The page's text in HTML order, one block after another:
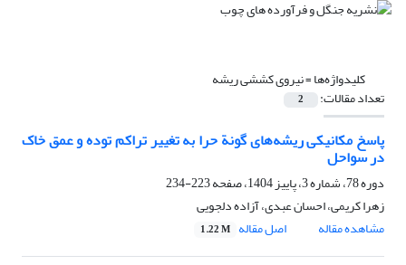
کلیدواژه‌ها =نیروی کششی ریشه
تعداد مقالات: 2
پاسخ مکانیکی ریشه‌های گونة حرا به تغییر تراکم توده و عمق خاک
در سواحل
دوره 78، شماره 3، پاییز 1404، صفحه
223-234
زهرا کریمی، احسان عبدی، آزاده دلجویی
مشاهده مقاله
اصل مقاله 1.22 M